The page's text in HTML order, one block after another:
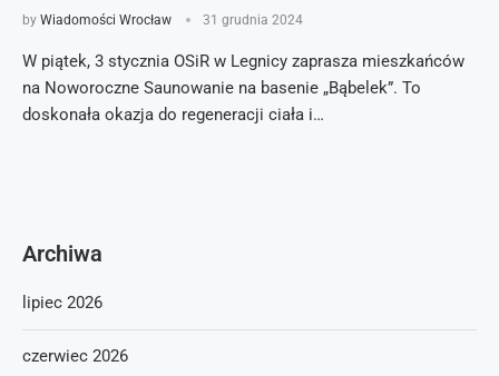
by Wiadomości Wrocław 31 grudnia 2024
W piątek, 3 stycznia OSiR w Legnicy zaprasza mieszkańców
na Noworoczne Saunowanie na basenie „Bąbelek”. To
doskonała okazja do regeneracji ciała i…
Archiwa
lipiec 2026
czerwiec 2026